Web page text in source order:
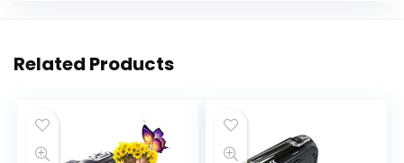
Related Products